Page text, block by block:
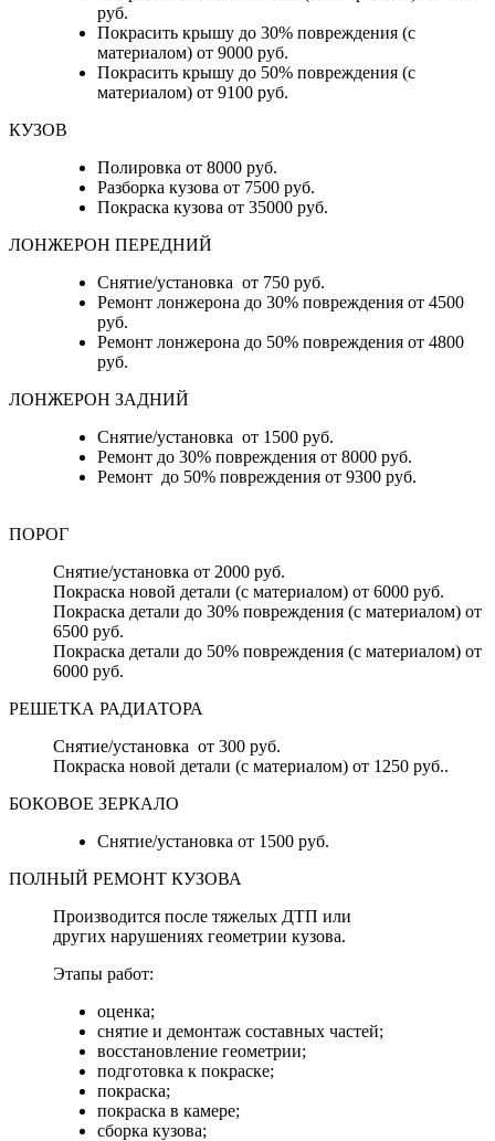
руб.
Покрасить крышу до 30% повреждения (с
материалом) от 9000 руб.
Покрасить крышу до 50% повреждения (с
материалом) от 9100 руб.
КУЗОВ
Полировка от 8000 руб.
Разборка кузова от 7500 руб.
Покраска кузова от 35000 руб.
ЛОНЖЕРОН ПЕРЕДНИЙ
Снятие/установка от 750 руб.
Ремонт лонжерона до 30% повреждения от 4500
руб.
Ремонт лонжерона до 50% повреждения от 4800
руб.
ЛОНЖЕРОН ЗАДНИЙ
Снятие/установка от 1500 руб.
Ремонт до 30% повреждения от 8000 руб.
Ремонт до 50% повреждения от 9300 руб.
ПОРОГ
Снятие/установка от 2000 руб.
Покраска новой детали (с материалом) от 6000 руб.
Покраска детали до 30% повреждения (с материалом) от
6500 руб.
Покраска детали до 50% повреждения (с материалом) от
6000 руб.
РЕШЕТКА РАДИАТОРА
Снятие/установка от 300 руб.
Покраска новой детали (с материалом) от 1250 руб..
БОКОВОЕ ЗЕРКАЛО
Снятие/установка от 1500 руб.
ПОЛНЫЙ РЕМОНТ КУЗОВА
Производится после тяжелых ДТП или
других нарушениях геометрии кузова.
Этапы работ:
оценка;
снятие и демонтаж составных частей;
восстановление геометрии;
подготовка к покраске;
покраска;
покраска в камере;
сборка кузова;